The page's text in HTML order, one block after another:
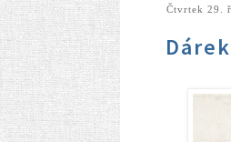
čtvrtek 29.